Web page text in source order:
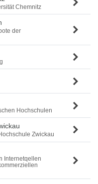
Chemnitz
der
Hochschulen
Zwickau
Internetqellen